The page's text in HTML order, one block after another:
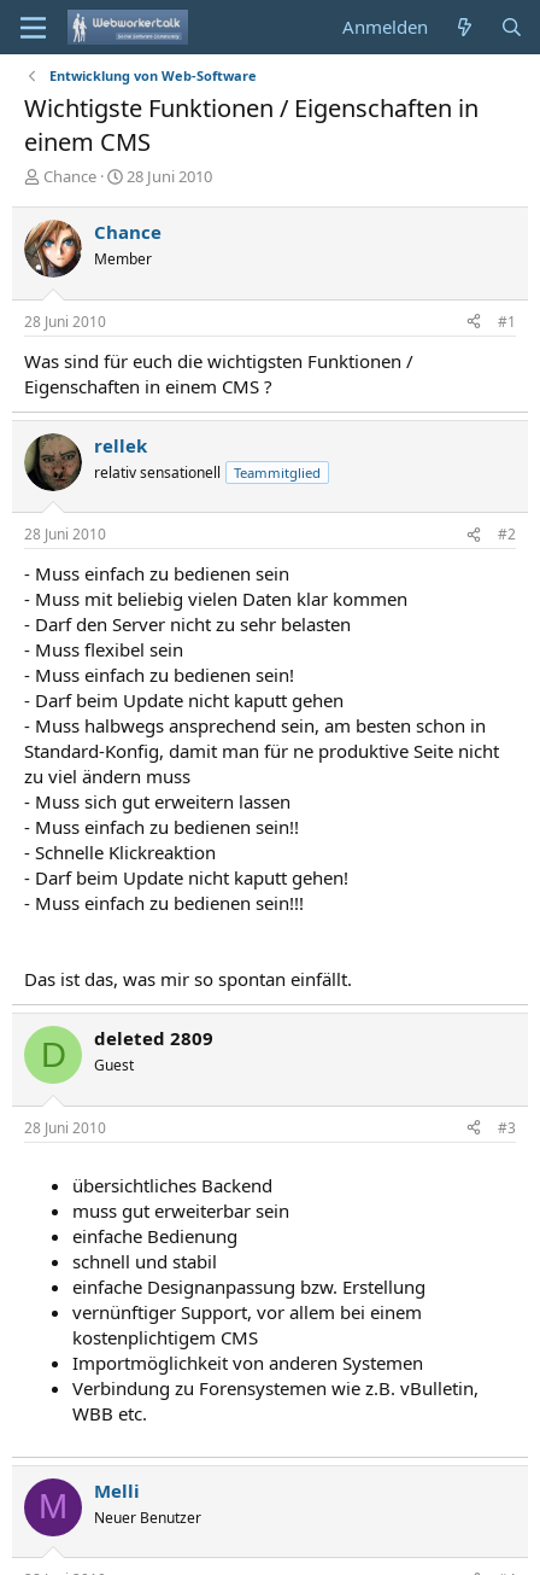
Anmelden
Entwicklung von Web-Software
Wichtigste Funktionen / Eigenschaften in
einem CMS
E
s
t
e
l
l
e
Chance
E
t
e
l
m
28 Juni 2010
Chance
Member
28 Juni 2010 #1
Was sind für euch die wichtigsten Funktionen /
Eigenschaften in einem CMS ?
rellek
relativ sensationell Teammitglied
28 Juni 2010 #2
- Muss einfach zu bedienen sein
- Muss mit beliebig vielen Daten klar kommen
- Darf den Server nicht zu sehr belasten
- Muss flexibel sein
- Muss einfach zu bedienen sein!
- Darf beim Update nicht kaputt gehen
- Muss halbwegs ansprechend sein, am besten schon in
Standard-Konfig, damit man für ne produktive Seite nicht
zu viel ändern muss
- Muss sich gut erweitern lassen
- Muss einfach zu bedienen sein!!
- Schnelle Klickreaktion
- Darf beim Update nicht kaputt gehen!
- Muss einfach zu bedienen sein!!!
Das ist das, was mir so spontan einfällt.
D deleted 2809
Guest
28 Juni 2010 #3
übersichtliches Backend
muss gut erweiterbar sein
einfache Bedienung
schnell und stabil
einfache Designanpassung bzw. Erstellung
vernünftiger Support, vor allem bei einem
kostenplichtigem CMS
Importmöglichkeit von anderen Systemen
Verbindung zu Forensystemen wie z.B. vBulletin,
WBB etc.
M Melli
Neuer Benutzer